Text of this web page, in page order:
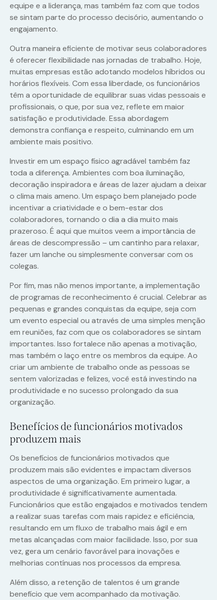
equipe e a liderança, mas também faz com que todos
se sintam parte do processo decisório, aumentando o
engajamento.
Outra maneira eficiente de motivar seus colaboradores
é oferecer flexibilidade nas jornadas de trabalho. Hoje,
muitas empresas estão adotando modelos híbridos ou
horários flexíveis. Com essa liberdade, os funcionários
têm a oportunidade de equilibrar suas vidas pessoais e
profissionais, o que, por sua vez, reflete em maior
satisfação e produtividade. Essa abordagem
demonstra confiança e respeito, culminando em um
ambiente mais positivo.
Investir em um espaço físico agradável também faz
toda a diferença. Ambientes com boa iluminação,
decoração inspiradora e áreas de lazer ajudam a deixar
o clima mais ameno. Um espaço bem planejado pode
incentivar a criatividade e o bem-estar dos
colaboradores, tornando o dia a dia muito mais
prazeroso. É aqui que muitos veem a importância de
áreas de descompressão – um cantinho para relaxar,
fazer um lanche ou simplesmente conversar com os
colegas.
Por fim, mas não menos importante, a implementação
de programas de reconhecimento é crucial. Celebrar as
pequenas e grandes conquistas da equipe, seja com
um evento especial ou através de uma simples menção
em reuniões, faz com que os colaboradores se sintam
importantes. Isso fortalece não apenas a motivação,
mas também o laço entre os membros da equipe. Ao
criar um ambiente de trabalho onde as pessoas se
sentem valorizadas e felizes, você está investindo na
produtividade e no sucesso prolongado da sua
organização.
Benefícios de funcionários motivados
produzem mais
Os benefícios de funcionários motivados que
produzem mais são evidentes e impactam diversos
aspectos de uma organização. Em primeiro lugar, a
produtividade é significativamente aumentada.
Funcionários que estão engajados e motivados tendem
a realizar suas tarefas com mais rapidez e eficiência,
resultando em um fluxo de trabalho mais ágil e em
metas alcançadas com maior facilidade. Isso, por sua
vez, gera um cenário favorável para inovações e
melhorias contínuas nos processos da empresa.
Além disso, a retenção de talentos é um grande
benefício que vem acompanhado da motivação.